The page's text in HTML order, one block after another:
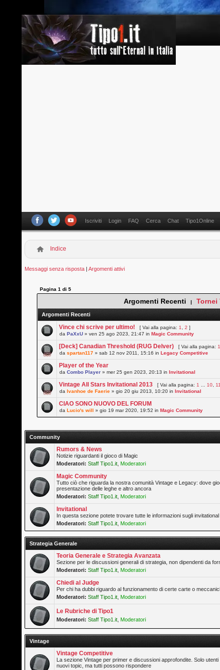
Iscriviti Login FAQ Cerca Chat Tipo1Online
Indice
Messaggi senza risposta |Argomenti attivi
Pagina1 di5
Argomenti Recenti | Tornei
Argomenti Recenti
Vince chi scrive per ultimo! [ Vai alla pagina: 1 ,2 ]
daPaXxU » ven 25 ago 2023, 21:47 inMagic Community
[Deck] Canadian Threshold (RUG Delver) [ Vai alla pagina:
daspartan117 » sab 12 nov 2011, 15:16 inLegacy Competitive
Player of the Year
daCombo Player » mer 25 gen 2023, 20:13 inInvitational
Vintage All Stars Invitational 2013 [ Vai alla pagina: 1 10
daIvanhoe de Faerie » gio 20 giu 2013, 10:20 inInvitational
CIAO SONO NUOVO DEL FORUM
daLucio's will » gio 19 mar 2020, 19:52 inMagic Community
Community
Rumors & News
Notizie riguardanti il gioco di Magic
Moderatori: Staff Tipo1.it Moderatori
Magic Community
Tutto ciò che riguarda la nostra comunità Vintage e Legacy: dove
presentazione delle leghe e altro ancora
Moderatori: Staff Tipo1.it Moderatori
Invitational
In questa sezione potete trovare tutte le informazioni sugli
Moderatori: Staff Tipo1.it Moderatori
Strategia Generale
Teoria Generale e Strategia Avanzata
Sezione per le discussioni generali di strategia, non dipendenti da
Moderatori: Staff Tipo1.it Moderatori
Chiedi al Judge
Per chi ha dubbi riguardo al funzionamento di certe carte o
Moderatori: Staff Tipo1.it Moderatori
Le Rubriche di Tipo1
Moderatori: Staff Tipo1.it Moderatori
Vintage
Vintage Competitive
La sezione Vintage per primer e discussioni approfondite. Solo
nuovi topic, ma tutti possono rispondere